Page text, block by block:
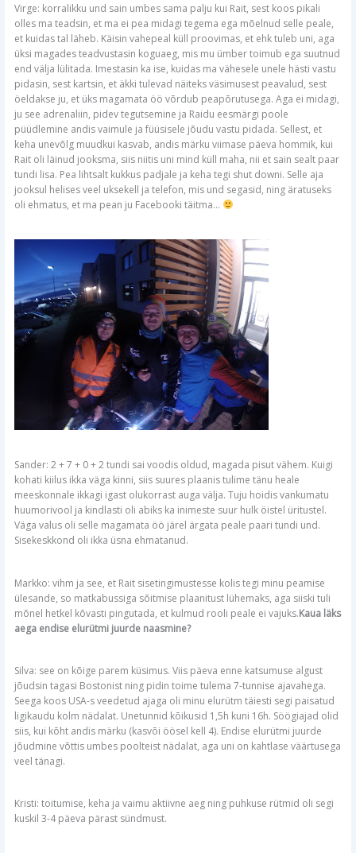
Virge: korralikku und sain umbes sama palju kui Rait, sest koos pikali
olles ma teadsin, et ma ei pea midagi tegema ega mõelnud selle peale,
et kuidas tal läheb. Käisin vahepeal küll proovimas, et ehk tuleb uni, aga
üksi magades teadvustasin koguaeg, mis mu ümber toimub ega suutnud
end välja lülitada. Imestasin ka ise, kuidas ma vähesele unele hästi vastu
pidasin, sest kartsin, et äkki tulevad näiteks väsimusest peavalud, sest
öeldakse ju, et üks magamata öö võrdub peapõrutusega. Aga ei midagi,
ju see adrenaliin, pidev tegutsemine ja Raidu eesmärgi poole
püüdlemine andis vaimule ja füüsisele jõudu vastu pidada. Sellest, et
keha unevõlg muudkui kasvab, andis märku viimase päeva hommik, kui
Rait oli läinud jooksma, siis niitis uni mind küll maha, nii et sain sealt paar
tundi lisa. Pea lihtsalt kukkus padjale ja keha tegi shut downi. Selle aja
jooksul helises veel uksekell ja telefon, mis und segasid, ning äratuseks
oli ehmatus, et ma pean ju Facebooki täitma…
Sander: 2 + 7 + 0 + 2 tundi sai voodis oldud, magada pisut vähem. Kuigi
kohati kiilus ikka väga kinni, siis suures plaanis tulime tänu heale
meeskonnale ikkagi igast olukorrast auga välja. Tuju hoidis vankumatu
huumorivool ja kindlasti oli abiks ka inimeste suur hulk öistel üritustel.
Väga valus oli selle magamata öö järel ärgata peale paari tundi und.
Sisekeskkond oli ikka üsna ehmatanud.
Markko: vihm ja see, et Rait sisetingimustesse kolis tegi minu peamise
ülesande, so matkabussiga sõitmise plaanitust lühemaks, aga siiski tuli
mõnel hetkel kõvasti pingutada, et kulmud rooli peale ei vajuks.Kaua läks
aega endise elurütmi juurde naasmine?
Silva: see on kõige parem küsimus. Viis päeva enne katsumuse algust
jõudsin tagasi Bostonist ning pidin toime tulema 7-tunnise ajavahega.
Seega koos USA-s veedetud ajaga oli minu elurütm täiesti segi paisatud
ligikaudu kolm nädalat. Unetunnid kõikusid 1,5h kuni 16h. Söögiajad olid
siis, kui kõht andis märku (kasvõi öösel kell 4). Endise elurütmi juurde
jõudmine võttis umbes poolteist nädalat, aga uni on kahtlase väärtusega
veel tänagi.
Kristi: toitumise, keha ja vaimu aktiivne aeg ning puhkuse rütmid oli segi
kuskil 3-4 päeva pärast sündmust.